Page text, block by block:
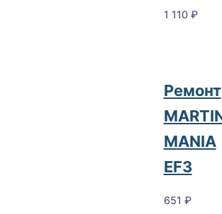
1 110 ₽
Ремонт
MANIA
EF3
651 ₽